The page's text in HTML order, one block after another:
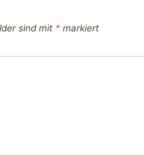
sind mit * markiert